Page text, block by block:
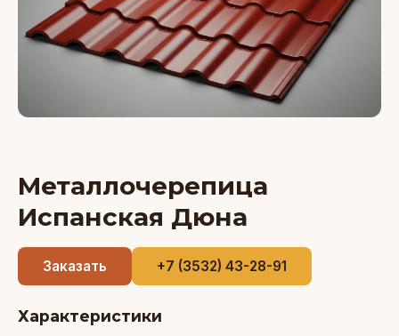
Металлочерепица
Испанская Дюна
Заказать +7 (3532) 43-28-91
Характеристики